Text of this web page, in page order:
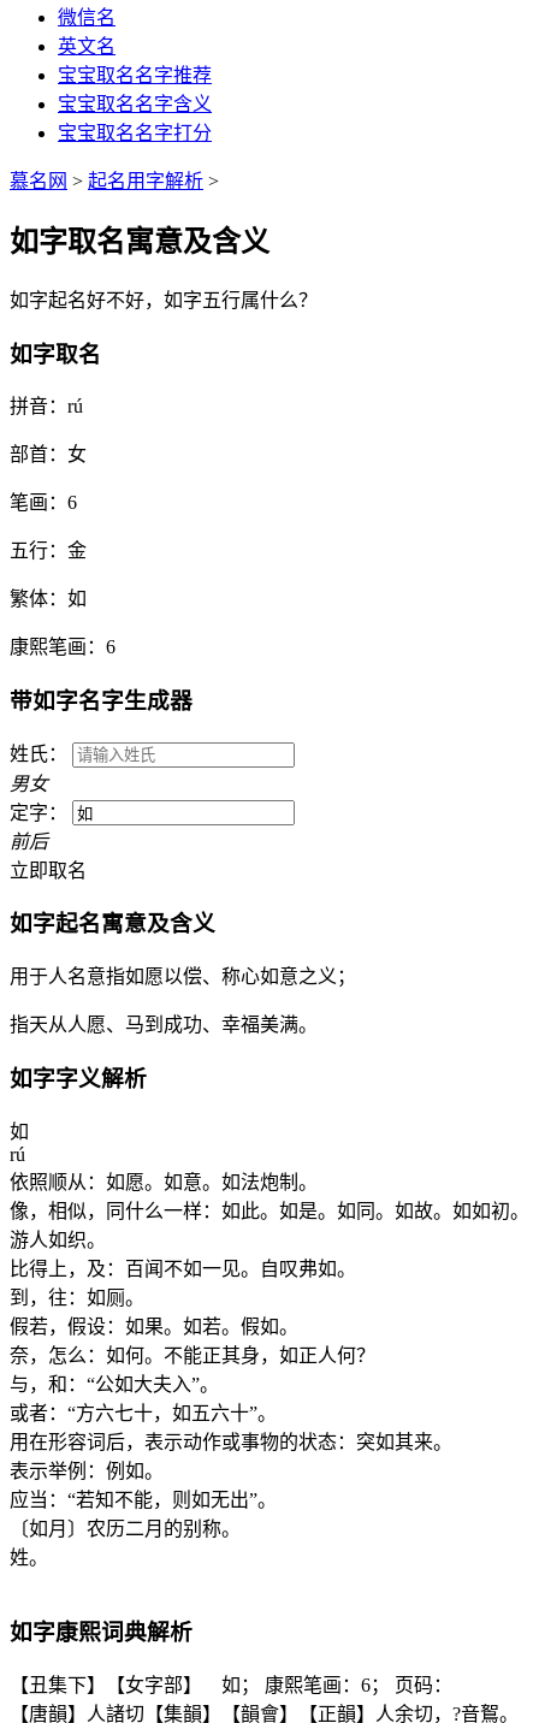
微信名
英文名
宝宝取名名字推荐
宝宝取名名字含义
宝宝取名名字打分
慕名网 > 起名用字解析 >
如字取名寓意及含义
如字起名好不好， 如字五行属什么？
如字取名
拼音： rú
部首： 女
笔画： 6
五行： 金
繁体： 如
康熙笔画： 6
带如字名字生成器
姓氏：
男女
定字：
前后
立即取名
如字起名寓意及含义
用于人名意指如愿以偿、称心如意之义；
指天从人愿、马到成功、幸福美满。
如字字义解析
如
rú
依照顺从：如愿。如意。如法炮制。
像，相似，同什么一样：如此。如是。如同。如故。如如初。
游人如织。
比得上，及：百闻不如一见。自叹弗如。
到，往：如厕。
假若，假设：如果。如若。假如。
奈，怎么：如何。不能正其身，如正人何？
与，和：“公如大夫入”。
或者：“方六七十，如五六十”。
用在形容词后，表示动作或事物的状态：突如其来。
表示举例：例如。
应当：“若知不能，则如无出”。
〔如月〕农历二月的别称。
姓。
如字康熙词典解析
【丑集下】【女字部】 如； 康熙笔画：6； 页码：
【唐韻】人諸切【集韻】【韻會】【正韻】人余切，?音鴽。